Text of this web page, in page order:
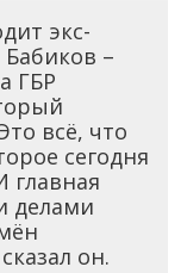
экс-
–
ГБР
всё, что
сегодня
главная
делами
он.